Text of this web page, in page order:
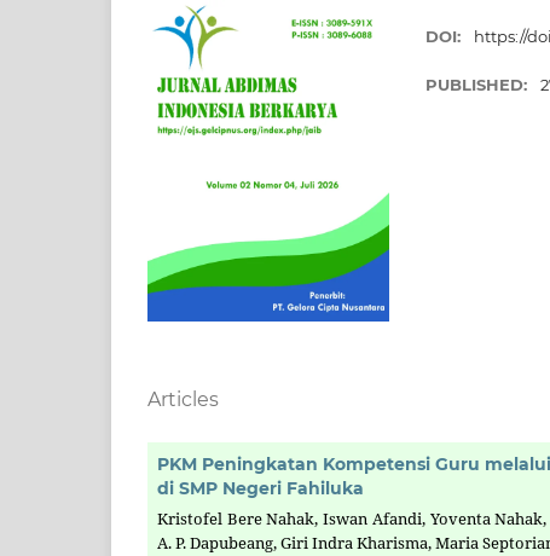
DOI: https://
PUBLISHED:
Articles
PKM Peningkatan Kompetensi Guru
di SMP Negeri Fahiluka
Kristofel Bere Nahak, Iswan Afandi, Yoventa
A. P. Dapubeang, Giri Indra Kharisma, Maria